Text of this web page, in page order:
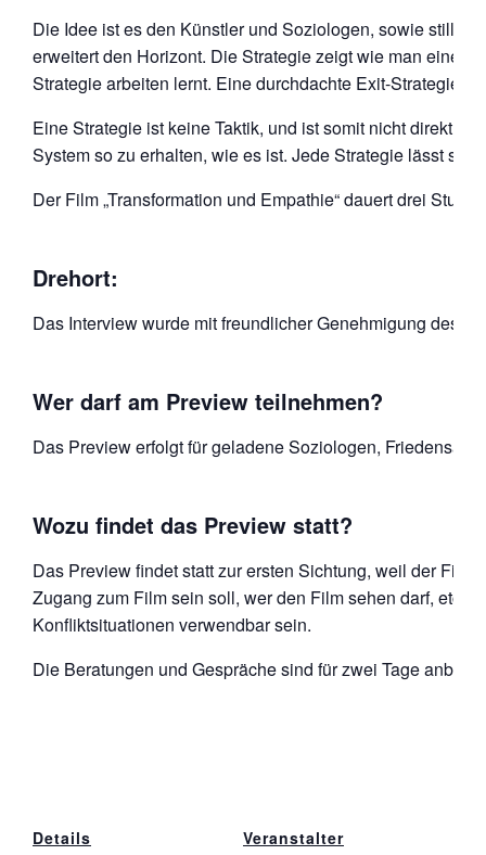
Die Idee ist es den Künstler und Soziologen, sowie stillen
erweitert den Horizont. Die Strategie zeigt wie man einen
Strategie arbeiten lernt. Eine durchdachte Exit-Strategie
Eine Strategie ist keine Taktik, und ist somit nicht direkt
System so zu erhalten, wie es ist. Jede Strategie lässt
Der Film „Transformation und Empathie“ dauert drei
Drehort:
Das Interview wurde mit freundlicher Genehmigung des
Wer darf am Preview teilnehmen?
Das Preview erfolgt für geladene Soziologen,
Wozu findet das Preview statt?
Das Preview findet statt zur ersten Sichtung, weil der
Zugang zum Film sein soll, wer den Film sehen darf, etc.
Konfliktsituationen verwendbar sein.
Die Beratungen und Gespräche sind für zwei Tage
Details
Veranstalter